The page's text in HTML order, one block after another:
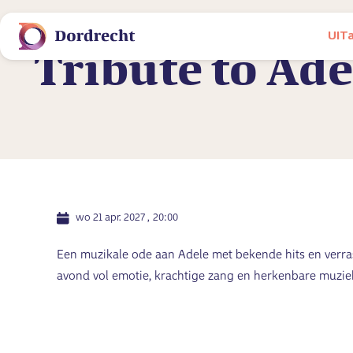
UITagenda
Tribute to
wo 21 apr. 2027 20:00
Een muzikale ode aan Adele met bekende hits en
avond vol emotie, krachtige zang en herkenbare